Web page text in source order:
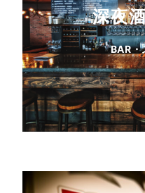
深夜
BAR・